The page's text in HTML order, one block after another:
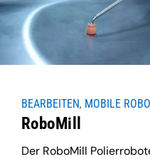
BEARBEITEN, MOBILE
RoboMill
Der RoboMill